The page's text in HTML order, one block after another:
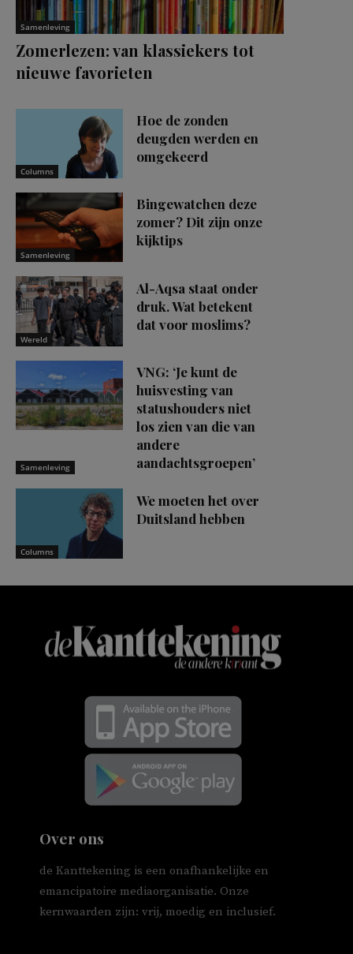
Samenleving
Zomerlezen: van klassiekers tot
nieuwe favorieten
Columns
Hoe de zonden
deugden werden en
omgekeerd
Samenleving
Bingewatchen deze
zomer? Dit zijn onze
kijktips
Wereld
Al-Aqsa staat onder
druk. Wat betekent
dat voor moslims?
Samenleving
VNG: ‘Je kunt de
huisvesting van
statushouders niet
los zien van die van
andere
aandachtsgroepen’
Columns
We moeten het over
Duitsland hebben
Over ons
de Kanttekening is een onafhankelijke en
emancipatoire mediaorganisatie. Onze
kernwaarden zijn: vrij, moedig en inclusief.